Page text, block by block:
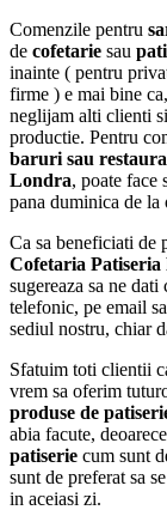
Comenzile pentru
de cofetarie sau
inainte ( pentru
firme ) e mai bine
neglijam alti clienti
productie. Pentru
baruri sau
Londra, poate face
pana duminica de la
Ca sa beneficiati de
Cofetaria
sugereaza sa ne
telefonic, pe email
sediul nostru, chiar
Sfatuim toti clientii
vrem sa oferim
produse de
abia facute,
patiserie cum sunt
sunt de preferat sa
in aceiasi zi.